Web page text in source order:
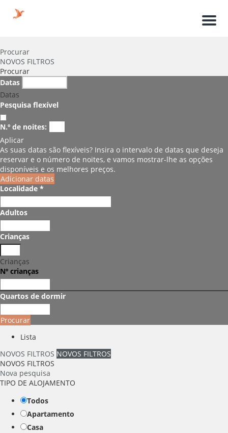
Menú
Procurar
NOVOS FILTROS
Procurar
Datas
Datas
Pesquisa flexível
N.º de noites:
Aplicar
As suas datas são flexíveis? Insira o intervalo de datas que deseja
reservar e o número de noites, e vamos mostrar-lhe as opções
disponíveis e os melhores preços.
Adicionar datas
Localidade *
Adultos
Crianças
Crianças
Nº crianças
Quartos de dormir
Procurar
Lista
NOVOS FILTROS NOVOS FILTROS
NOVOS FILTROS
Nova pesquisa
TIPO DE ALOJAMENTO
Todos
Apartamento
Casa